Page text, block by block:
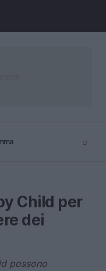
⌕
Child per
dei
possono